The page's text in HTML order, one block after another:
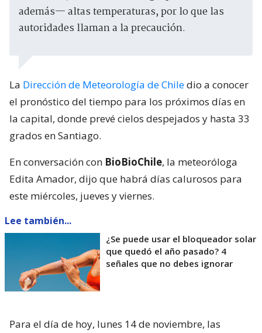
además— altas temperaturas, por lo que las
autoridades llaman a la precaución.
La Dirección de Meteorología de Chiledio a conocer
el pronóstico del tiempo para los próximos días en
la capital, donde prevé cielos despejados y hasta 33
grados en Santiago.
En conversación con BioBioChile, la meteoróloga
Edita Amador, dijo que habrá días calurosos para
este miércoles, jueves y viernes.
Lee también...
¿Se puede usar el bloqueador solar
que quedó el año pasado? 4
señales que no debes ignorar
Para el día de hoy, lunes 14 de noviembre, las